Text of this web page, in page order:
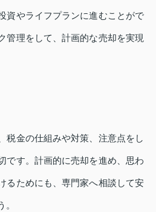
資やライフプランに進むことがで
管理をして、計画的な売却を実現
税金の仕組みや対策、注意点をし
です。計画的に売却を進め、思わ
るためにも、専門家へ相談して安